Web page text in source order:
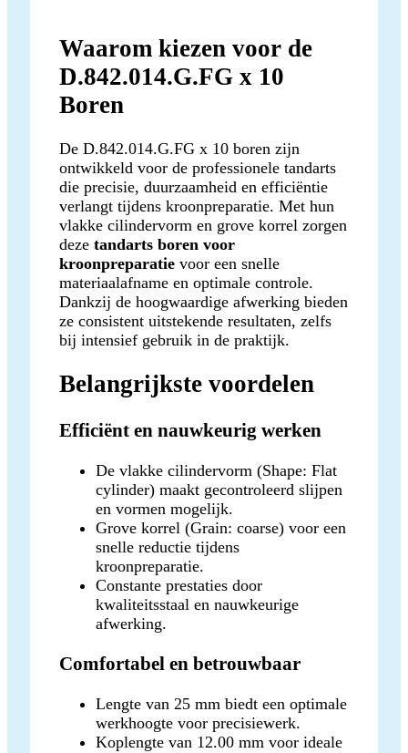
Waarom kiezen voor de
D.842.014.G.FG x 10
Boren
De D.842.014.G.FG x 10 boren zijn
ontwikkeld voor de professionele tandarts
die precisie, duurzaamheid en efficiëntie
verlangt tijdens kroonpreparatie. Met hun
vlakke cilindervorm en grove korrel zorgen
deze tandarts boren voor
kroonpreparatie voor een snelle
materiaalafname en optimale controle.
Dankzij de hoogwaardige afwerking bieden
ze consistent uitstekende resultaten, zelfs
bij intensief gebruik in de praktijk.
Belangrijkste voordelen
Efficiënt en nauwkeurig werken
De vlakke cilindervorm (Shape: Flat
cylinder) maakt gecontroleerd slijpen
en vormen mogelijk.
Grove korrel (Grain: coarse) voor een
snelle reductie tijdens
kroonpreparatie.
Constante prestaties door
kwaliteitsstaal en nauwkeurige
afwerking.
Comfortabel en betrouwbaar
Lengte van 25 mm biedt een optimale
werkhoogte voor precisiewerk.
Koplengte van 12.00 mm voor ideale